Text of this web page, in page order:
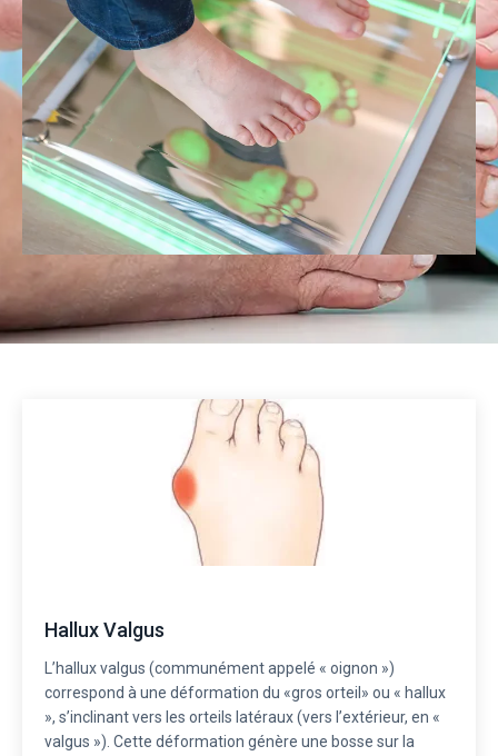
Hallux Valgus
L’hallux valgus (communément appelé « oignon »)
correspond à une déformation du «gros orteil» ou « hallux
», s’inclinant vers les orteils latéraux (vers l’extérieur, en «
valgus »). Cette déformation génère une bosse sur la